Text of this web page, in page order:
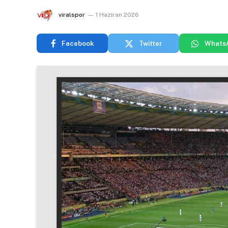
viralspor 1 Haziran 2026
Facebook Twitter